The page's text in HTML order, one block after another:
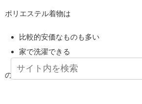
ポリエステル着物は
比較的安価なものも多い
家で洗濯できる
ので、購入を考えている人のはじめての